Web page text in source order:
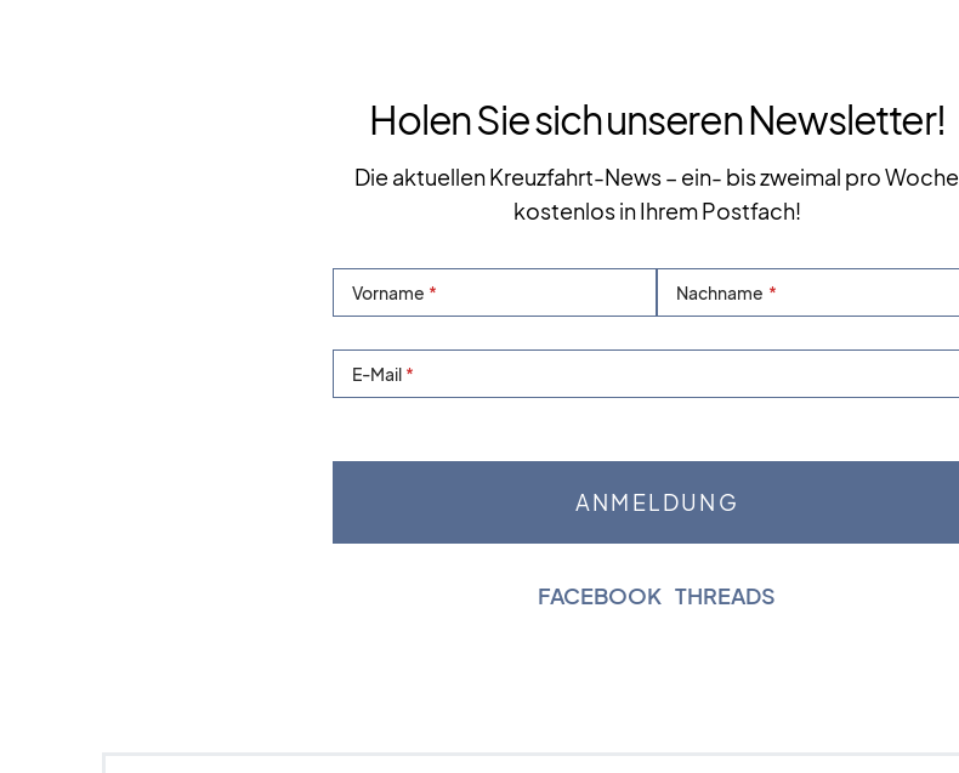
Holen Sie sich unseren Newsletter!
Die aktuellen Kreuzfahrt-News – ein- bis zweimal pro Woche
kostenlos in Ihrem Postfach!
Vorname Nachname
E-Mail
FACEBOOK |THREADS